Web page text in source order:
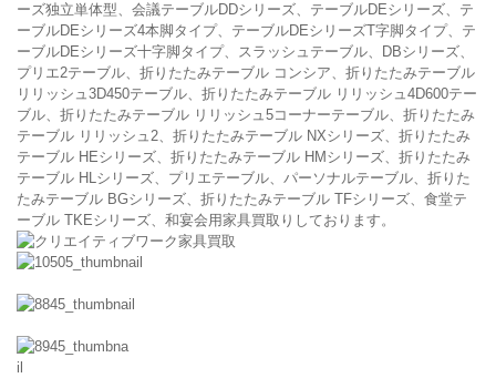
ーズ独立単体型、会議テーブルDDシリーズ、テーブルDEシリーズ、テ
ーブルDEシリーズ4本脚タイプ、テーブルDEシリーズT字脚タイプ、テ
ーブルDEシリーズ十字脚タイプ、スラッシュテーブル、DBシリーズ、
プリエ2テーブル、折りたたみテーブル コンシア、折りたたみテーブル
リリッシュ3D450テーブル、折りたたみテーブル リリッシュ4D600テー
ブル、折りたたみテーブル リリッシュ5コーナーテーブル、折りたたみ
テーブル リリッシュ2、折りたたみテーブル NXシリーズ、折りたたみ
テーブル HEシリーズ、折りたたみテーブル HMシリーズ、折りたたみ
テーブル HLシリーズ、プリエテーブル、パーソナルテーブル、折りた
たみテーブル BGシリーズ、折りたたみテーブル TFシリーズ、食堂テ
ーブル TKEシリーズ、和宴会用家具買取りしております。